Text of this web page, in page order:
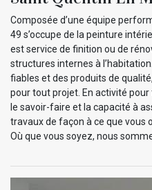
Composée d’une équipe
49 s’occupe de la peinture
est service de finition ou de
structures internes à
fiables et des produits de
pour tout projet. En activité
le savoir-faire et la capacité à
travaux de façon à ce que vous
Où que vous soyez, nous